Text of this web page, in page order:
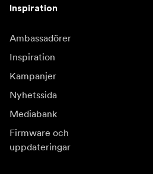
Inspiration
Ambassadörer
Inspiration
Kampanjer
Nyhetssida
Mediabank
Firmware och
uppdateringar